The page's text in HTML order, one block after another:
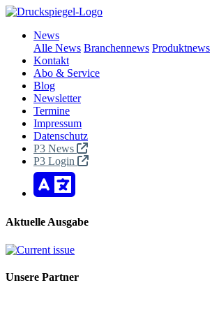
News
Alle News Branchennews Produktnews
Kontakt
Abo & Service
Blog
Newsletter
Termine
Impressum
Datenschutz
P3 News
P3 Login
Aktuelle Ausgabe
Unsere Partner